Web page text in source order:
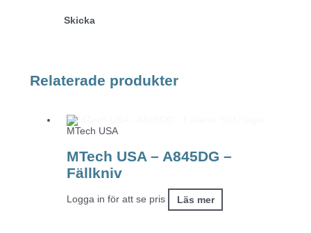
Relaterade produkter
MTech USA
MTech USA – A845DG –
Fällkniv
Logga in för att se pris Läs mer